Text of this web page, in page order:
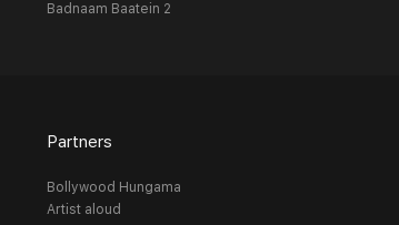
Badnaam Baatein 2
Partners
Bollywood Hungama
Artist aloud